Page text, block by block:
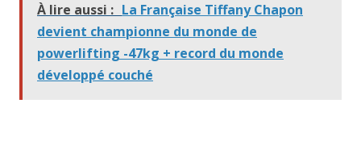
À lire aussi : La Française Tiffany Chapon
devient championne du monde de
powerlifting -47kg + record du monde
développé couché